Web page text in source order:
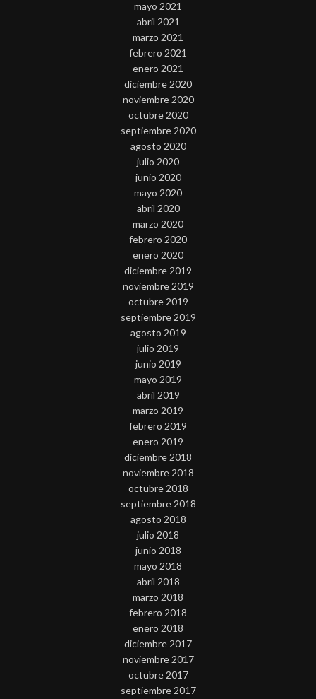
mayo 2021
abril 2021
marzo 2021
febrero 2021
enero 2021
diciembre 2020
noviembre 2020
octubre 2020
septiembre 2020
agosto 2020
julio 2020
junio 2020
mayo 2020
abril 2020
marzo 2020
febrero 2020
enero 2020
diciembre 2019
noviembre 2019
octubre 2019
septiembre 2019
agosto 2019
julio 2019
junio 2019
mayo 2019
abril 2019
marzo 2019
febrero 2019
enero 2019
diciembre 2018
noviembre 2018
octubre 2018
septiembre 2018
agosto 2018
julio 2018
junio 2018
mayo 2018
abril 2018
marzo 2018
febrero 2018
enero 2018
diciembre 2017
noviembre 2017
octubre 2017
septiembre 2017